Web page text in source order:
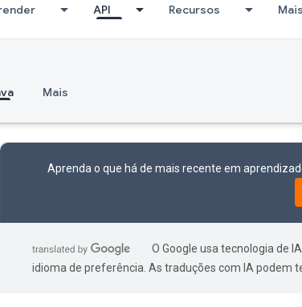
API Recursos Mais
Mais
Aprenda o que há de mais recente em
O Google usa tecnologia de
idioma de preferência. As traduções com IA podem